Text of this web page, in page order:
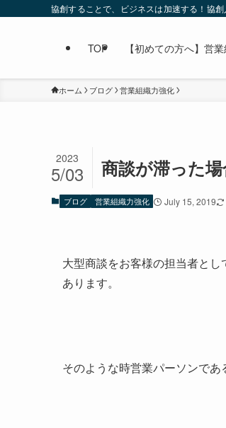
協創することで、ビジネスは加速する！協
TOP 【初めての方へ】営
ホーム ブログ 営業組織力強化
商談が滞った
2023
5/03
ブログ 営業組織力強化 July 15, 2019
大型商談をお客様の担当者と
あります。
そのような時営業パーソンで